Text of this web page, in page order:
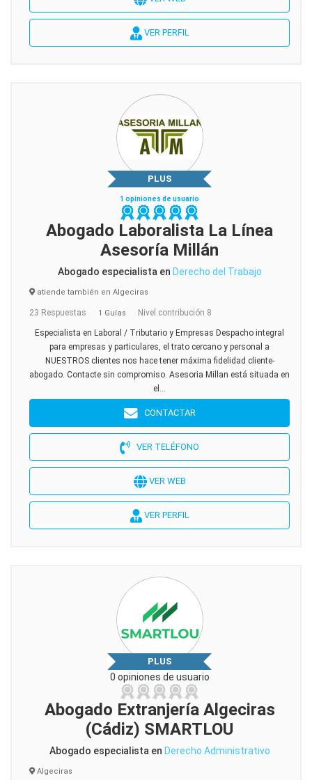
VER PERFIL
PLUS
1 opiniones de usuario
Abogado Laboralista La Línea
Asesoría Millán
Abogado especialista en Derecho del Trabajo
atiende también en Algeciras
23 Respuestas 1 Guías Nivel contribución 8
Especialista en Laboral / Tributario y Empresas Despacho integral
para empresas y particulares, el trato cercano y personal a
NUESTROS clientes nos hace tener máxima fidelidad cliente-
abogado. Contacte sin compromiso. Asesoria Millan está situada en
el...
CONTACTAR
VER TELÉFONO
VER WEB
VER PERFIL
PLUS
0 opiniones de usuario
Abogado Extranjería Algeciras
(Cádiz) SMARTLOU
Abogado especialista en Derecho Administrativo
Algeciras